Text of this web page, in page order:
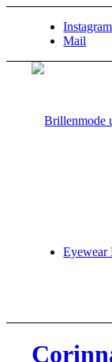
Instagram
Mail
Eyewear